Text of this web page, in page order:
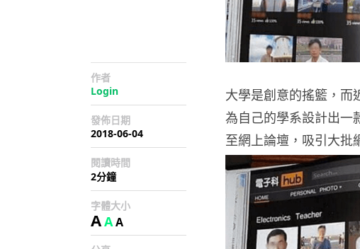
作者
Login
發佈日期
2018-06-04
閱讀時間
2分鐘
字體大小
AAA
大學是創意的搖籃，而
為自己的學系設計出一
至網上論壇，吸引大批